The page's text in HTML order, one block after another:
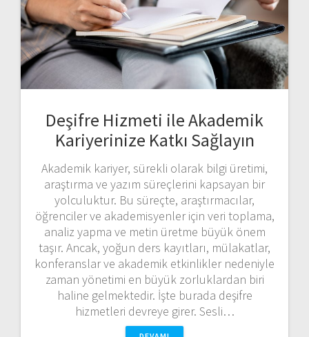
Deşifre Hizmeti ile Akademik
Kariyerinize Katkı Sağlayın
Akademik kariyer, sürekli olarak bilgi üretimi,
araştırma ve yazım süreçlerini kapsayan bir
yolculuktur. Bu süreçte, araştırmacılar,
öğrenciler ve akademisyenler için veri toplama,
analiz yapma ve metin üretme büyük önem
taşır. Ancak, yoğun ders kayıtları, mülakatlar,
konferanslar ve akademik etkinlikler nedeniyle
zaman yönetimi en büyük zorluklardan biri
haline gelmektedir. İşte burada deşifre
hizmetleri devreye girer. Sesli…